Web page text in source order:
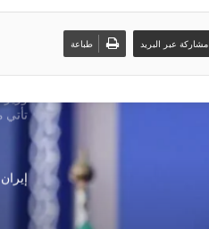
مشاركة عبر البريد طباعة
تأتي